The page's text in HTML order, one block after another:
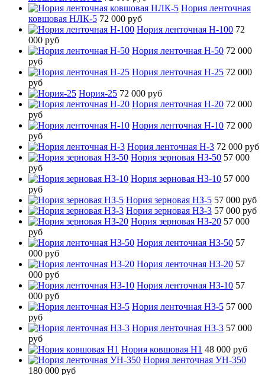
Нория ленточная
ковшовая НЛК-5 72 000 руб
Нория ленточная Н-100 72
000 руб
Нория ленточная Н-50 72 000
руб
Нория ленточная Н-25 72 000
руб
Нория-25 72 000 руб
Нория ленточная Н-20 72 000
руб
Нория ленточная Н-10 72 000
руб
Нория ленточная Н-3 72 000 руб
Нория зерновая НЗ-50 57 000
руб
Нория зерновая НЗ-10 57 000
руб
Нория зерновая НЗ-5 57 000 руб
Нория зерновая НЗ-3 57 000 руб
Нория зерновая НЗ-20 57 000
руб
Нория ленточная НЗ-50 57
000 руб
Нория ленточная НЗ-20 57
000 руб
Нория ленточная НЗ-10 57
000 руб
Нория ленточная НЗ-5 57 000
руб
Нория ленточная НЗ-3 57 000
руб
Нория ковшовая Н1 48 000 руб
Нория ленточная УН-350
180 000 руб